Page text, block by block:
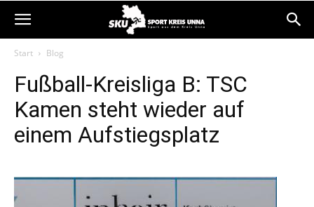
Start Blog
Fußball-Kreisliga B: TSC
Kamen steht wieder auf
einem Aufstiegsplatz